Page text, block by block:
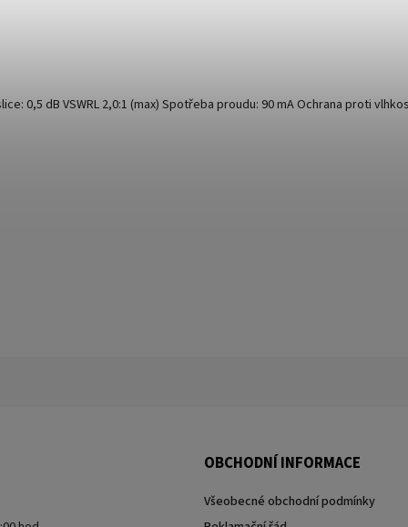
0,5 dB VSWRL 2,0:1 (max) Spotřeba proudu: 90 mA Ochrana proti
OBCHODNÍ INFORMACE
Všeobecné obchodní podmínky